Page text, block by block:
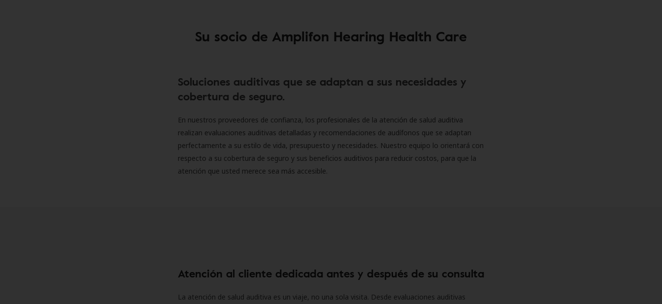
Su socio de Amplifon Hearing Health Care
Soluciones auditivas que se adaptan a sus necesidades y
cobertura de seguro.
En nuestros proveedores de confianza, los profesionales de la atención de salud auditiva
realizan evaluaciones auditivas detalladas y recomendaciones de audífonos que se adaptan
perfectamente a su estilo de vida, presupuesto y necesidades. Nuestro equipo lo orientará con
respecto a su cobertura de seguro y sus beneficios auditivos para reducir costos, para que la
atención que usted merece sea más accesible.
Atención al cliente dedicada antes y después de su consulta
La atención de salud auditiva es un viaje, no una sola visita. Desde evaluaciones auditivas